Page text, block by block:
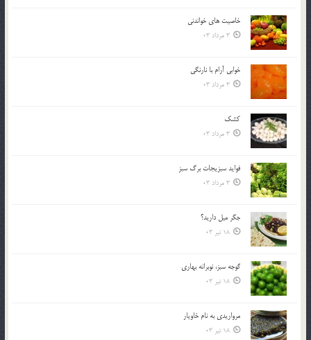
خاصيت هاي خواندني
3 مرداد 03
خوابي آرام با نارنگي
3 مرداد 03
کشک
3 مرداد 03
فوايد سبزيجات برگ سبز
3 مرداد 03
جگر ميل داريد؟
18 تیر 03
گوجه سبز، نوبرانه بهاري
18 تیر 03
مرواريدي به نام خاويار
18 تیر 03